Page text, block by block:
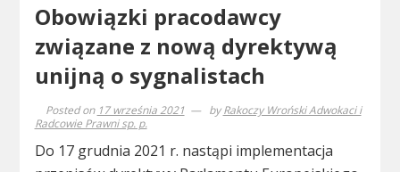
Obowiązki pracodawcy
związane z nową dyrektywą
unijną o sygnalistach
Posted on 17 września 2021 byRakoczy Wroński Adwokaci i
Radcowie Prawni sp. p.
Do 17 grudnia 2021 r. nastąpi implementacja